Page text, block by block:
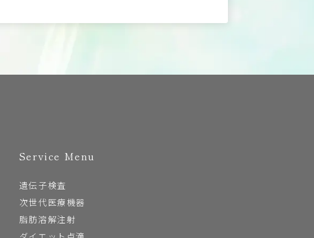
Service Menu
遺伝子検査
次世代医療機器
脂肪溶解注射